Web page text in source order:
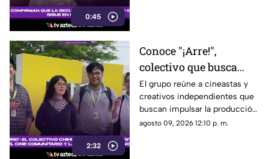
0:45
2:32
Conoce "¡Arre!",
colectivo que busca
impulsar la producción
cinematográfica en
Chihuahua
El grupo reúne a cineastas y
creativos independientes que
buscan impulsar la producción
audiovisual desde Chihuahua.
agosto 09, 2026 12:10 p. m.